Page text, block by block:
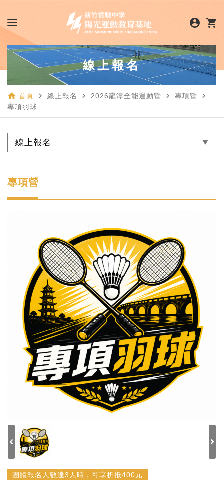
account_circle shopping_cart
線上報名
home 首頁 navigate_next 線上報名 navigate_next 2026龍潭全能運動營 navigate_next 專項營 navigate_next
專項羽球
線上報名
專項營
團體報名人數達3人時，可享折抵400元